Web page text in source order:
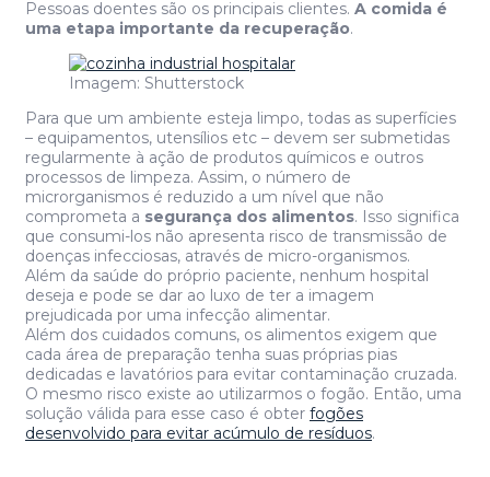
Pessoas doentes são os principais clientes. A comida é
uma etapa importante da recuperação.
Imagem: Shutterstock
Para que um ambiente esteja limpo, todas as superfícies
– equipamentos, utensílios etc – devem ser submetidas
regularmente à ação de produtos químicos e outros
processos de limpeza. Assim, o número de
microrganismos é reduzido a um nível que não
comprometa a segurança dos alimentos. Isso significa
que consumi-los não apresenta risco de transmissão de
doenças infecciosas, através de micro-organismos.
Além da saúde do próprio paciente, nenhum hospital
deseja e pode se dar ao luxo de ter a imagem
prejudicada por uma infecção alimentar.
Além dos cuidados comuns, os alimentos exigem que
cada área de preparação tenha suas próprias pias
dedicadas e lavatórios para evitar contaminação cruzada.
O mesmo risco existe ao utilizarmos o fogão. Então, uma
solução válida para esse caso é obter fogões
desenvolvido para evitar acúmulo de resíduos.